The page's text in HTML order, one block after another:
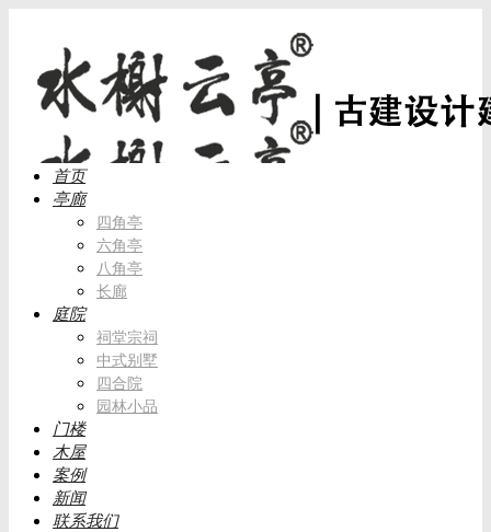
首页
亭廊
四角亭
六角亭
八角亭
长廊
庭院
祠堂宗祠
中式别墅
四合院
园林小品
门楼
木屋
案例
新闻
联系我们